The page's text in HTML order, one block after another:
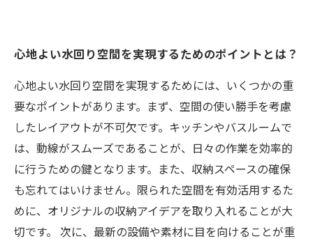
心地よい水回り空間を実現するためのポイントとは？
心地よい水回り空間を実現するためには、いくつかの重
要なポイントがあります。まず、空間の使い勝手を考慮
したレイアウトが不可欠です。キッチンやバスルームで
は、動線がスムーズであることが、日々の作業を効率的
に行うための鍵となります。また、収納スペースの確保
も忘れてはいけません。限られた空間を有効活用するた
めに、オリジナルの収納アイデアを取り入れることが大
切です。 次に、最新の設備や素材に目を向けることが重